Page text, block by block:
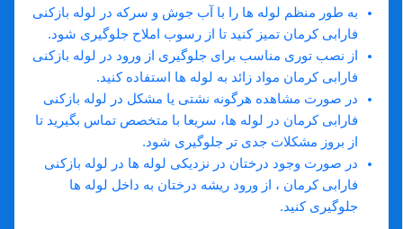
به طور منظم لوله ها را با آب جوش و سرکه در لوله بازکنی
فارابی کرمان تمیز کنید تا از رسوب املاح جلوگیری شود.
از نصب توری مناسب برای جلوگیری از ورود در لوله بازکنی
فارابی کرمان مواد زائد به لوله ها استفاده کنید.
در صورت مشاهده هرگونه نشتی یا مشکل در لوله بازکنی
فارابی کرمان در لوله ها، سریعا با متخصص تماس بگیرید تا
از بروز مشکلات جدی تر جلوگیری شود.
در صورت وجود درختان در نزدیکی لوله ها در لوله بازکنی
فارابی کرمان ، از ورود ریشه درختان به داخل لوله ها
جلوگیری کنید.